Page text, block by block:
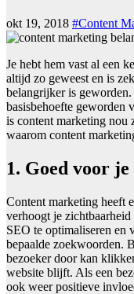
okt 19, 2018 #Content
Je hebt hem vast al een
altijd zo geweest en is
belangrijker is
basisbehoefte geworden
is content marketing nou
waarom content
1. Goed voor
Content marketing heeft
verhoogt je
SEO te optimaliseren en
bepaalde zoekwoorden.
bezoeker door kan
website blijft. Als een
ook weer positieve